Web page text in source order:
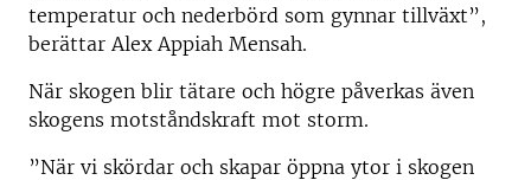
temperatur och nederbörd som gynnar tillväxt”,
berättar Alex Appiah Mensah.
När skogen blir tätare och högre påverkas även
skogens motståndskraft mot storm.
”När vi skördar och skapar öppna ytor i skogen